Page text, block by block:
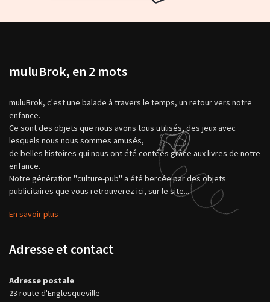
muluBrok, en 2 mots
muluBrok, c'est une balade à travers le temps, un retour vers notre
enfance.
Ce sont des objets que nous avons tous utilisés, des jeux avec
lesquels nous nous sommes amusés,
de belles histoires qui nous ont été contées grâce aux livres de notre
enfance.
Notre génération "culture-pub" a été bercée par des objets
publicitaires que vous retrouverez ici, sur le site...
En savoir plus
Adresse et contact
Adresse postale
23 route d'Englesqueville